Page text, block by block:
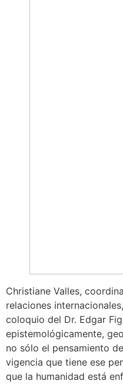
Christiane Valles,
relaciones
coloquio del Dr. Edgar
epistemológicamente,
no sólo el pensamiento
vigencia que tiene ese
que la humanidad está